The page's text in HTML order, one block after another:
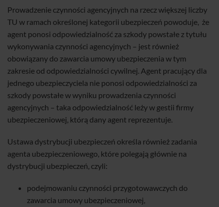
Prowadzenie czynności agencyjnych na rzecz większej liczby
TU w ramach określonej kategorii ubezpieczeń powoduje, że
agent ponosi odpowiedzialność za szkody powstałe z tytułu
wykonywania czynności agencyjnych – jest również
obowiązany do zawarcia umowy ubezpieczenia w tym
zakresie od odpowiedzialności cywilnej. Agent pracujący dla
jednego ubezpieczyciela nie ponosi odpowiedzialności za
szkody powstałe w wyniku prowadzenia czynności
agencyjnych – taka odpowiedzialność leży w gestii firmy
ubezpieczeniowej, którą dany agent reprezentuje.
Ustawa dystrybucji ubezpieczeń określa również zadania
agenta ubezpieczeniowego, które polegają głównie na
dystrybucji ubezpieczeń, czyli:
podejmowaniu czynności przygotowawczych do
zawarcia umowy ubezpieczeniowej,